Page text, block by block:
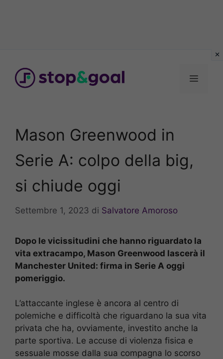
contenuto
Menu
Mason Greenwood in
Serie A: colpo della big,
si chiude oggi
Settembre 1, 2023 di Salvatore Amoroso
Dopo le vicissitudini che hanno riguardato la
vita extracampo, Mason Greenwood lascerà il
Manchester United: firma in Serie A oggi
pomeriggio.
L’attaccante inglese è ancora al centro di
polemiche e difficoltà che riguardano la sua vita
privata che ha, ovviamente, investito anche la
parte sportiva. Le accuse di violenza fisica e
sessuale mosse dalla sua compagna lo scorso